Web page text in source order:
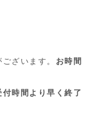
ざいます。 お時間
付時間より早く終了